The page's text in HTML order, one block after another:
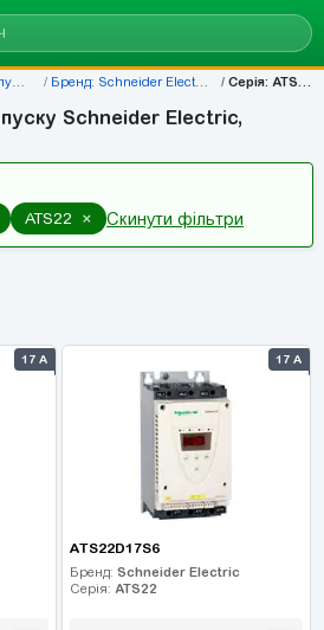
Бренд: Schneider Electric Серія: ATS22
Schneider Electric,
ATS22 × Скинути фільтри
17 А 17 А
ATS22D17S6
Бренд: Schneider Electric
Серія: ATS22